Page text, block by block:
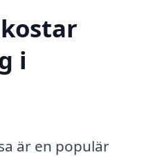
i
är en populär